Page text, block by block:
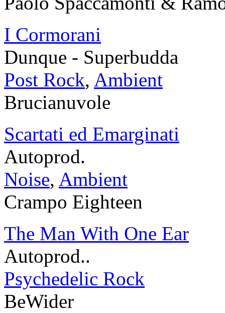
I Cormorani
Dunque - Superbudda
Post Rock, Ambient
Brucianuvole
Scartati ed Emarginati
Autoprod.
Noise, Ambient
Crampo Eighteen
The Man With One Ear
Autoprod..
Psychedelic Rock
BeWider